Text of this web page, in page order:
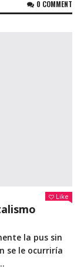
0 COMMENT
Like
la pus sin
se le ocurriría